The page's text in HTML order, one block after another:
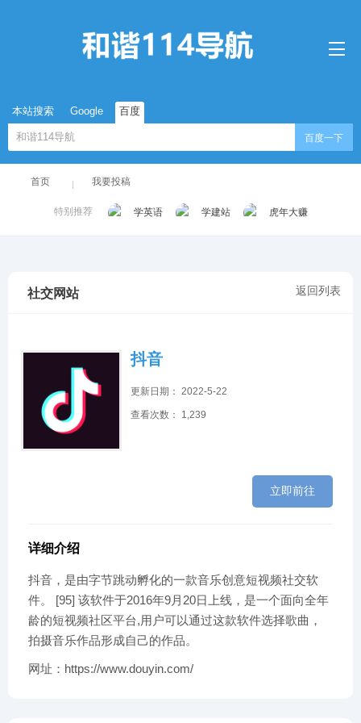
本站搜索 Google 百度
百度一下
首页 我要投稿
特别推荐 学英语 学建站 虎年大赚
返回列表
社交网站
抖音
更新日期： 2022-5-22
查看次数： 1,239
立即前往
详细介绍
抖音，是由字节跳动孵化的一款音乐创意短视频社交软
件。 [95] 该软件于2016年9月20日上线，是一个面向全年
龄的短视频社区平台,用户可以通过这款软件选择歌曲，
拍摄音乐作品形成自己的作品。
网址：https://www.douyin.com/